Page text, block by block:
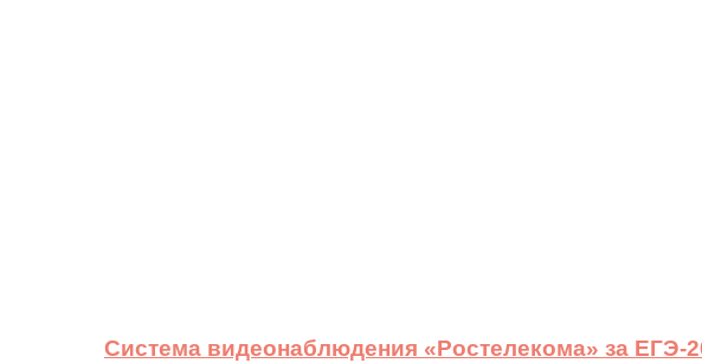
Система видеонаблюдения «Ростелекома» за